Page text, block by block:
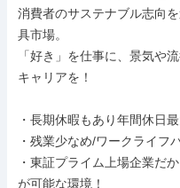
消費者のサステナブル志向
具市場。
「好き」を仕事に、景気や
キャリアを！
・長期休暇もあり年間休日
・残業少なめ/ワークライフ
・東証プライム上場企業だ
が可能な環境！